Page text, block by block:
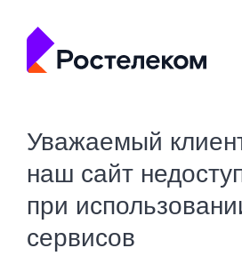
Уважаемый
наш сайт
при
сервисов